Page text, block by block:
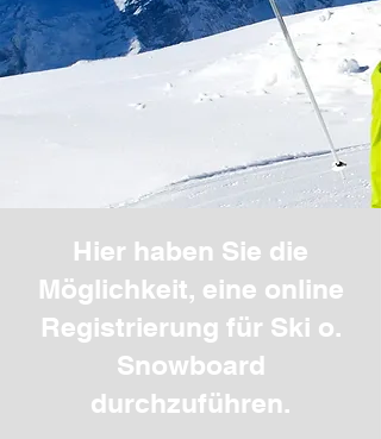
Hier haben Sie die
Möglichkeit, eine online
Registrierung für Ski o.
Snowboard
durchzuführen.